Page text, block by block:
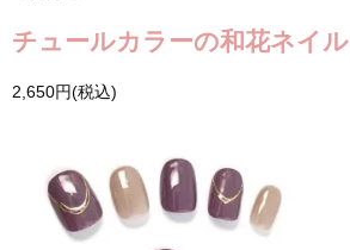
チュールカラーの和花ネイル
2,650円(税込)